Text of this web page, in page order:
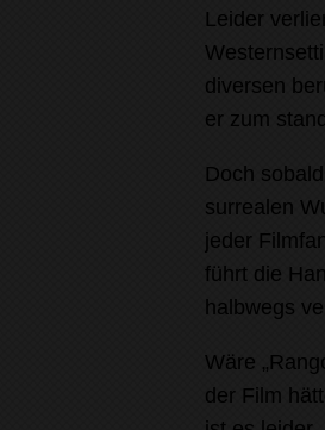
Leider
diversen
er zum
Doch
surrealen
jeder
führt die
halbwegs
Wäre
der Film